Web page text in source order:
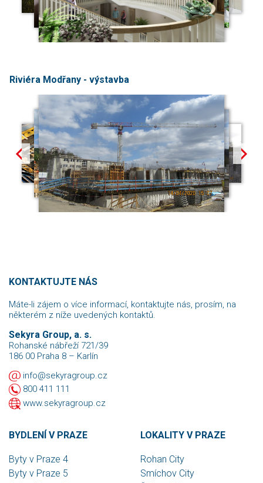
Riviéra Modřany - výstavba
KONTAKTUJTE NÁS
Máte-li zájem o více informací, kontaktujte nás, prosím, na
některém z níže uvedených kontaktů.
Sekyra Group, a. s.
Rohanské nábřeží 721/39
186 00 Praha 8 – Karlín
info@sekyragroup.cz
800 411 111
www.sekyragroup.cz
LOKALITY V PRAZE
Rohan City
Smíchov City
BYDLENÍ V PRAZE
Byty v Praze 4
Byty v Praze 5